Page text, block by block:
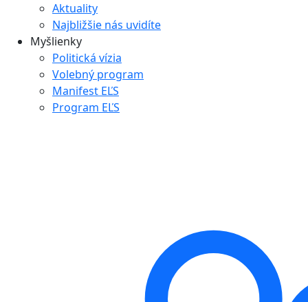
Aktuality
Najbližšie nás uvidíte
Myšlienky
Politická vízia
Volebný program
Manifest EĽS
Program EĽS